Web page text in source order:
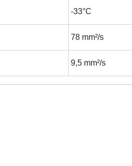
-33°C
78 mm²/s
9,5 mm²/s